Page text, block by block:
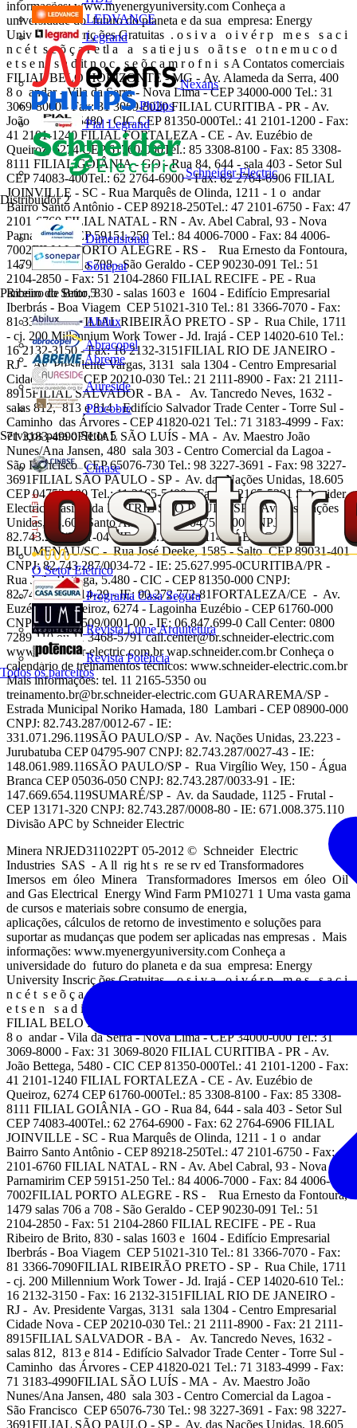
LEDVANCE
Legrand
Nexans
Philips
Pial Legrand
Schneider Electric
Distribuidor 2
Dimensional
Sonepar
Parceiro do Setor 5
Abilux
Abracopel
Abreme
Aureside
Procobre
Serviços para o Setor 5
Cinase
O Setor Elétrico
Programa Casa Segura
Revista Lume Arquitetura
Revista Potência
Todos os parceiros
informações: www.myenergyuniversity.com Conheça a
universidade do futuro do planeta e da sua empresa: Energy
University Inscriç ões Gratuitas . o s i v a o i v é r p m e s s a c i
n c é t s e õ ç a r e tl a a s a ti e j u s o ã t s e o t n e m u c o d
e t s e n s a d it n o c s e õ ç a m r o f n i s A Contatos comerciais
FILIAL BELO HORIZONTE - MG - Av. Alameda da Serra, 400
8 o andar - Vila da Serra - Nova Lima - CEP 34000-000 Tel.: 31
3069-8000 - Fax: 31 3069-8020 FILIAL CURITIBA - PR - Av.
João Bettega, 5480 - CIC CEP 81350-000Tel.: 41 2101-1200 - Fax:
41 2101-1240 FILIAL FORTALEZA - CE - Av. Euzébio de
Queiroz, 6274 CEP 61760-000Tel.: 85 3308-8100 - Fax: 85 3308-
8111 FILIAL GOIÂNIA - GO - Rua 84, 644 - sala 403 - Setor Sul
CEP 74083-400Tel.: 62 2764-6900 - Fax: 62 2764-6906 FILIAL
JOINVILLE - SC - Rua Marquês de Olinda, 1211 - 1 o andar
Bairro Santo Antônio - CEP 89218-250Tel.: 47 2101-6750 - Fax: 47
2101-6760 FILIAL NATAL - RN - Av. Abel Cabral, 93 - Nova
Parnamirim CEP 59151-250 Tel.: 84 4006-7000 - Fax: 84 4006-
7002FILIAL PORTO ALEGRE - RS - Rua Ernesto da Fontoura,
1479 salas 706 a 708 - São Geraldo - CEP 90230-091 Tel.: 51
2104-2850 - Fax: 51 2104-2860 FILIAL RECIFE - PE - Rua
Ribeiro de Brito, 830 - salas 1603 e 1604 - Edifício Empresarial
Iberbrás - Boa Viagem CEP 51021-310 Tel.: 81 3366-7070 - Fax:
81 3366-7090FILIAL RIBEIRÃO PRETO - SP - Rua Chile, 1711
- cj. 200 Millennium Work Tower - Jd. Irajá - CEP 14020-610 Tel.:
16 2132-3150 - Fax: 16 2132-3151FILIAL RIO DE JANEIRO -
RJ - Av. Presidente Vargas, 3131 sala 1304 - Centro Empresarial
Cidade Nova - CEP 20210-030 Tel.: 21 2111-8900 - Fax: 21 2111-
8915FILIAL SALVADOR - BA - Av. Tancredo Neves, 1632 -
salas 812, 813 e 814 - Edifício Salvador Trade Center - Torre Sul -
Caminho das Árvores - CEP 41820-021 Tel.: 71 3183-4999 - Fax:
71 3183-4990FILIAL SÃO LUÍS - MA - Av. Maestro João
Nunes/Ana Jansen, 480 sala 303 - Centro Comercial da Lagoa -
São Francisco CEP 65076-730 Tel.: 98 3227-3691 - Fax: 98 3227-
3691FILIAL SÃO PAULO - SP - Av. das Nações Unidas, 18.605
CEP 04753-100 Tel.: 11 2165-5400 - Fax: 11 2165-5391 Schneider
Electric Brasil Ltda MATRIZ SÃO PAULO/SP - Av. das Nações
Unidas, 18.605 Santo Amaro - CEP 04753-100 CNPJ:
82.743.287/0001-04 - IE: 116.122.635.114 FÁBRICAS
BLUMENAU/SC - Rua José Deeke, 1585 - Salto CEP 89031-401
CNPJ: 82.743.287/0034-72 - IE: 25.627.995-0CURITIBA/PR -
Rua João Bettega, 5.480 - CIC - CEP 81350-000 CNPJ:
82.743.287/0014-29 - IE: 90.272.772-81FORTALEZA/CE - Av.
Euzébio de Queiroz, 6274 - Lagoinha Euzébio - CEP 61760-000
CNPJ: 07/108.509/0001-00 - IE: 06.847.699-0 Call Center: 0800
7289 110 ou 11 3468-5791call.center@br.schneider-electric.com
www.schneider-electric.com.br wap.schneider.com.br Conheça o
calendário de treinamentos técnicos: www.schneider-electric.com.br
Mais informações: tel. 11 2165-5350 ou
treinamento.br@br.schneider-electric.com GUARAREMA/SP -
Estrada Municipal Noriko Hamada, 180 Lambari - CEP 08900-000
CNPJ: 82.743.287/0012-67 - IE:
331.071.296.119SÃO PAULO/SP - Av. Nações Unidas, 23.223 -
Jurubatuba CEP 04795-907 CNPJ: 82.743.287/0027-43 - IE:
148.061.989.116SÃO PAULO/SP - Rua Virgílio Wey, 150 - Água
Branca CEP 05036-050 CNPJ: 82.743.287/0033-91 - IE:
147.669.654.119SUMARÉ/SP - Av. da Saudade, 1125 - Frutal -
CEP 13171-320 CNPJ: 82.743.287/0008-80 - IE: 671.008.375.110
Divisão APC by Schneider Electric
Minera NRJED311022PT 05-2012 © Schneider Electric
Industries SAS - A ll rig ht s re se rv ed Transformadores
Imersos em óleo Minera Transformadores Imersos em óleo Oil
and Gas Electrical Energy Wind Farm PM10271 1 Uma vasta gama
de cursos e materiais sobre consumo de energia,
aplicações, cálculos de retorno de investimento e soluções para
suportar as mudanças que podem ser aplicadas nas empresas . Mais
informações: www.myenergyuniversity.com Conheça a
universidade do futuro do planeta e da sua empresa: Energy
University Inscriç ões Gratuitas . o s i v a o i v é r p m e s s a c i
n c é t s e õ ç a r e tl a a s a ti e j u s o ã t s e o t n e m u c o d
e t s e n s a d it n o c s e õ ç a m r o f n i s A Contatos comerciais
FILIAL BELO HORIZONTE - MG - Av. Alameda da Serra, 400
8 o andar - Vila da Serra - Nova Lima - CEP 34000-000 Tel.: 31
3069-8000 - Fax: 31 3069-8020 FILIAL CURITIBA - PR - Av.
João Bettega, 5480 - CIC CEP 81350-000Tel.: 41 2101-1200 - Fax:
41 2101-1240 FILIAL FORTALEZA - CE - Av. Euzébio de
Queiroz, 6274 CEP 61760-000Tel.: 85 3308-8100 - Fax: 85 3308-
8111 FILIAL GOIÂNIA - GO - Rua 84, 644 - sala 403 - Setor Sul
CEP 74083-400Tel.: 62 2764-6900 - Fax: 62 2764-6906 FILIAL
JOINVILLE - SC - Rua Marquês de Olinda, 1211 - 1 o andar
Bairro Santo Antônio - CEP 89218-250Tel.: 47 2101-6750 - Fax: 47
2101-6760 FILIAL NATAL - RN - Av. Abel Cabral, 93 - Nova
Parnamirim CEP 59151-250 Tel.: 84 4006-7000 - Fax: 84 4006-
7002FILIAL PORTO ALEGRE - RS - Rua Ernesto da Fontoura,
1479 salas 706 a 708 - São Geraldo - CEP 90230-091 Tel.: 51
2104-2850 - Fax: 51 2104-2860 FILIAL RECIFE - PE - Rua
Ribeiro de Brito, 830 - salas 1603 e 1604 - Edifício Empresarial
Iberbrás - Boa Viagem CEP 51021-310 Tel.: 81 3366-7070 - Fax:
81 3366-7090FILIAL RIBEIRÃO PRETO - SP - Rua Chile, 1711
- cj. 200 Millennium Work Tower - Jd. Irajá - CEP 14020-610 Tel.:
16 2132-3150 - Fax: 16 2132-3151FILIAL RIO DE JANEIRO -
RJ - Av. Presidente Vargas, 3131 sala 1304 - Centro Empresarial
Cidade Nova - CEP 20210-030 Tel.: 21 2111-8900 - Fax: 21 2111-
8915FILIAL SALVADOR - BA - Av. Tancredo Neves, 1632 -
salas 812, 813 e 814 - Edifício Salvador Trade Center - Torre Sul -
Caminho das Árvores - CEP 41820-021 Tel.: 71 3183-4999 - Fax:
71 3183-4990FILIAL SÃO LUÍS - MA - Av. Maestro João
Nunes/Ana Jansen, 480 sala 303 - Centro Comercial da Lagoa -
São Francisco CEP 65076-730 Tel.: 98 3227-3691 - Fax: 98 3227-
3691FILIAL SÃO PAULO - SP - Av. das Nações Unidas, 18.605